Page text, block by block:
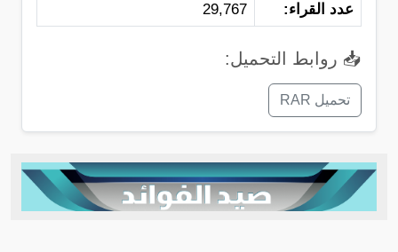
عدد القراء:
29,767
📥 روابط التحميل:
تحميل RAR